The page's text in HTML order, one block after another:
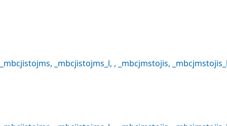
_mbcjistojms, _mbcjistojms_l, , _mbcjmstojis,